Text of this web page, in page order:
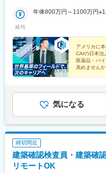
慮の上決定いたします。
給与
年俸800万円～1100万円
アメリカに
CAIの日本法
医薬品・バ
高めませんか
◎グローバル
◎トレーニン
気になる
締切間近
建築確認検査員・建築確
リモートOK